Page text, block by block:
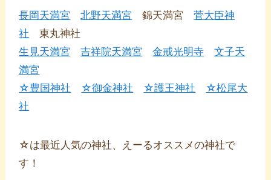
長岡天満宮 北野天満宮 錦天満宮菅大臣神
社 東丸神社
生見天満宮
吉祥院天満宮 金戒光明寺
文子天
満宮
☆豊国神社
☆御金神社 ☆護王神社
☆松尾大
社
☆は最近人気の神社、えーるオススメの神社で
す！